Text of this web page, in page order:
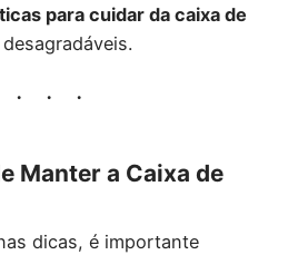
para cuidar da caixa de
Manter a Caixa de
dicas, é importante